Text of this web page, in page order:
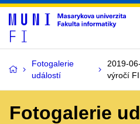
Fotogalerie
událostí
2019-
výročí FI
Fotogalerie